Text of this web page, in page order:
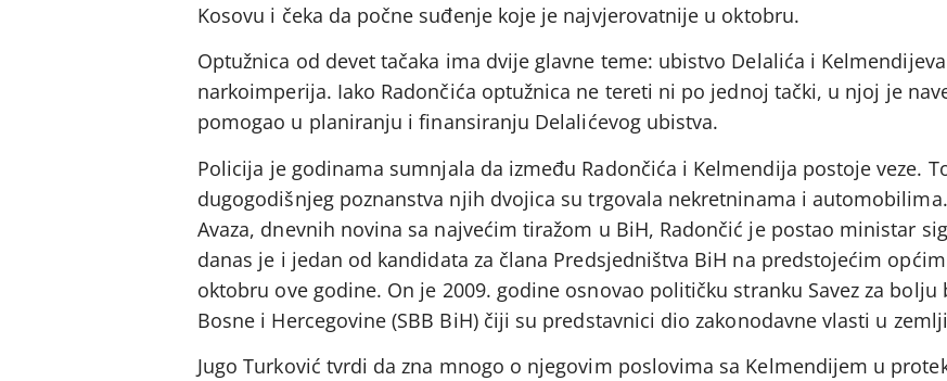
Kosovu i čeka da počne suđenje koje je najvjerovatnije u oktobru.
Optužnica od devet tačaka ima dvije glavne teme: ubistvo Delalića i
narkoimperija. Iako Radončića optužnica ne tereti ni po jednoj tački, u njoj je
pomogao u planiranju i finansiranju Delalićevog ubistva.
Policija je godinama sumnjala da između Radončića i Kelmendija postoje veze.
dugogodišnjeg poznanstva njih dvojica su trgovala nekretninama i
Avaza, dnevnih novina sa najvećim tiražom u BiH, Radončić je postao ministar
danas je i jedan od kandidata za člana Predsjedništva BiH na predstojećim
oktobru ove godine. On je 2009. godine osnovao političku stranku Savez za bolju
Bosne i Hercegovine (SBB BiH) čiji su predstavnici dio zakonodavne vlasti u
Jugo Turković tvrdi da zna mnogo o njegovim poslovima sa Kelmendijem u